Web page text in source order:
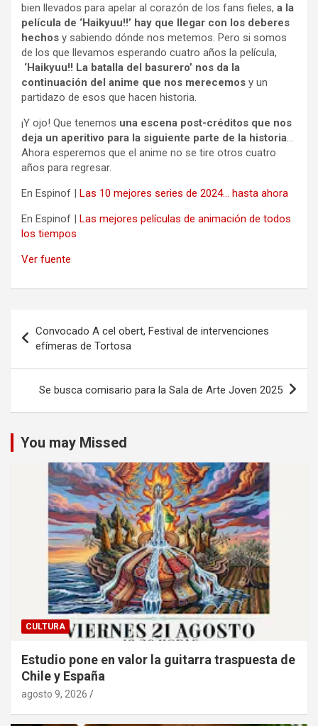
bien llevados para apelar al corazón de los fans fieles, a la
película de ‘Haikyuu!!’ hay que llegar con los deberes
hechos y sabiendo dónde nos metemos. Pero si somos
de los que llevamos esperando cuatro años la película,
‘Haikyuu!! La batalla del basurero’ nos da la
continuación del anime que nos merecemos y un
partidazo de esos que hacen historia.
¡Y ojo! Que tenemos una escena post-créditos que nos
deja un aperitivo para la siguiente parte de la historia…
Ahora esperemos que el anime no se tire otros cuatro
años para regresar.
En Espinof | Las 10 mejores series de 2024… hasta ahora
En Espinof | Las mejores películas de animación de todos
los tiempos
Ver fuente
de
entradas
Convocado A cel obert, Festival de intervenciones
efímeras de Tortosa
Se busca comisario para la Sala de Arte Joven 2025
You may Missed
CULTURA
Estudio pone en valor la guitarra traspuesta de
Chile y España
agosto 9, 2026